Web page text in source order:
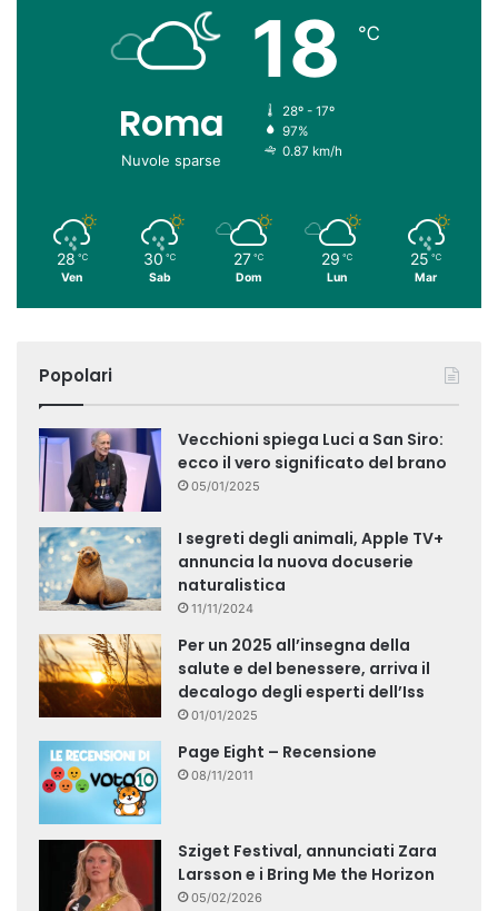
Roma
Nuvole sparse
18 ℃
28º - 17º
97%
0.87 km/h
28 ℃
Ven
30 ℃
Sab
27 ℃
Dom
29 ℃
Lun
25 ℃
Mar
Popolari
Vecchioni spiega Luci a San Siro:
ecco il vero significato del brano
05/01/2025
I segreti degli animali, Apple TV+
annuncia la nuova docuserie
naturalistica
11/11/2024
Per un 2025 all’insegna della
salute e del benessere, arriva il
decalogo degli esperti dell’Iss
01/01/2025
Page Eight – Recensione
08/11/2011
Sziget Festival, annunciati Zara
Larsson e i Bring Me the Horizon
05/02/2026